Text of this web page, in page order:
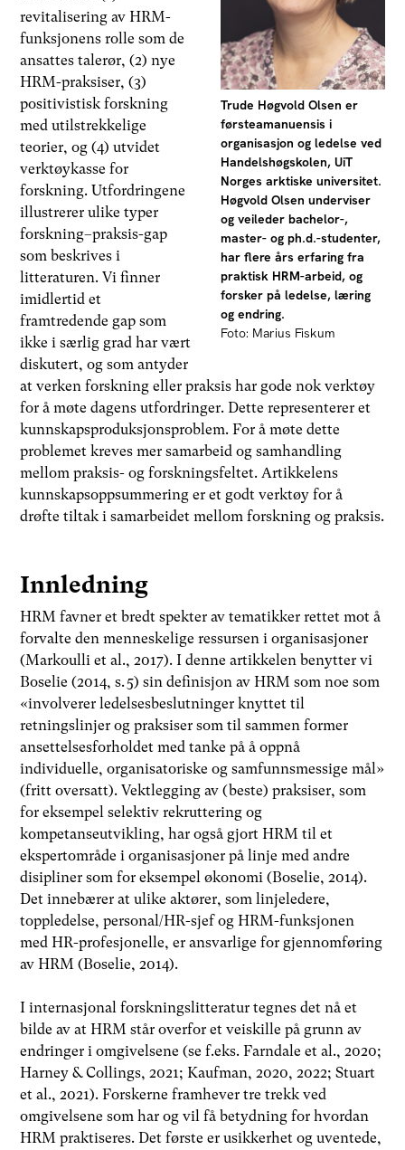
Trude Høgvold Olsen er
førsteamanuensis i
organisasjon og ledelse ved
Handelshøgskolen, UiT
Norges arktiske universitet.
Høgvold Olsen underviser
og veileder bachelor-,
master- og ph.d.-studenter,
har flere års erfaring fra
praktisk HRM-arbeid, og
forsker på ledelse, læring
og endring.
Foto: Marius Fiskum
revitalisering av HRM-
funksjonens rolle som de
ansattes talerør, (2) nye
HRM-praksiser, (3)
positivistisk forskning
med utilstrekkelige
teorier, og (4) utvidet
verktøykasse for
forskning. Utfordringene
illustrerer ulike typer
forskning–praksis-gap
som beskrives i
litteraturen. Vi finner
imidlertid et
framtredende gap som
ikke i særlig grad har vært
diskutert, og som antyder
at verken forskning eller praksis har gode nok verktøy
for å møte dagens utfordringer. Dette representerer et
kunnskapsproduksjonsproblem. For å møte dette
problemet kreves mer samarbeid og samhandling
mellom praksis- og forskningsfeltet. Artikkelens
kunnskapsoppsummering er et godt verktøy for å
drøfte tiltak i samarbeidet mellom forskning og praksis.
Innledning
HRM favner et bredt spekter av tematikker rettet mot å
forvalte den menneskelige ressursen i organisasjoner
(Markoulli et al., 2017). I denne artikkelen benytter vi
Boselie (2014, s. 5) sin definisjon av HRM som noe som
«involverer ledelsesbeslutninger knyttet til
retningslinjer og praksiser som til sammen former
ansettelsesforholdet med tanke på å oppnå
individuelle, organisatoriske og samfunnsmessige mål»
(fritt oversatt). Vektlegging av (beste) praksiser, som
for eksempel selektiv rekruttering og
kompetanseutvikling, har også gjort HRM til et
ekspertområde i organisasjoner på linje med andre
disipliner som for eksempel økonomi (Boselie, 2014).
Det innebærer at ulike aktører, som linjeledere,
toppledelse, personal/HR-sjef og HRM-funksjonen
med HR-profesjonelle, er ansvarlige for gjennomføring
av HRM (Boselie, 2014).
I internasjonal forskningslitteratur tegnes det nå et
bilde av at HRM står overfor et veiskille på grunn av
endringer i omgivelsene (se f.eks. Farndale et al., 2020;
Harney & Collings, 2021; Kaufman, 2020, 2022; Stuart
et al., 2021). Forskerne framhever tre trekk ved
omgivelsene som har og vil få betydning for hvordan
HRM praktiseres. Det første er usikkerhet og uventede,